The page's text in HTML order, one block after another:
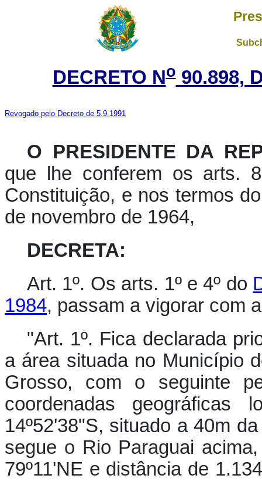
DECRETO No90.898,
Revogado pelo Decreto de 5.9.1991
O PRESIDENTE DA
que lhe conferem os arts.
Constituição, e nos termos
de novembro de 1964,
DECRETA:
Art. 1º. Os arts. 1º e 4º do
1984, passam a vigorar com
"Art. 1º. Fica declarada
a área situada no Município
Grosso, com o seguinte
coordenadas geográficas
14º52'38"S, situado a 40m
segue o Rio Paraguai
79º11'NE e distância de